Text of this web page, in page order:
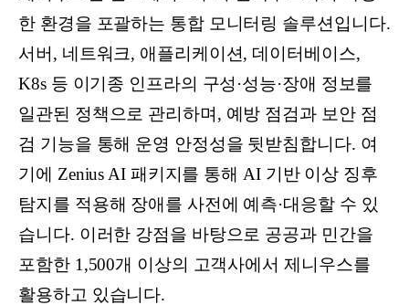
한 환경을 포괄하는 통합 모니터링 솔루션입니다.
서버, 네트워크, 애플리케이션, 데이터베이스,
K8s 등 이기종 인프라의 구성·성능·장애 정보를
일관된 정책으로 관리하며, 예방 점검과 보안 점
검 기능을 통해 운영 안정성을 뒷받침합니다. 여
기에 Zenius AI 패키지를 통해 AI 기반 이상 징후
탐지를 적용해 장애를 사전에 예측·대응할 수 있
습니다. 이러한 강점을 바탕으로 공공과 민간을
포함한 1,500개 이상의 고객사에서 제니우스를
활용하고 있습니다.